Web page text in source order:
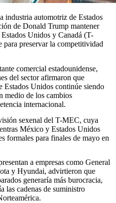
industria automotriz de Estados
de Donald Trump mantener
Unidos y Canadá (T-
para preservar la competitividad
comercial estadounidense,
del sector afirmaron que
Estados Unidos continúe siendo
medio de los cambios
internacional.
sexenal del T-MEC, cuya
México y Estados Unidos
formales para finales de mayo en
a empresas como General
y Hyundai, advirtieron que
generaría más burocracia,
las cadenas de suministro